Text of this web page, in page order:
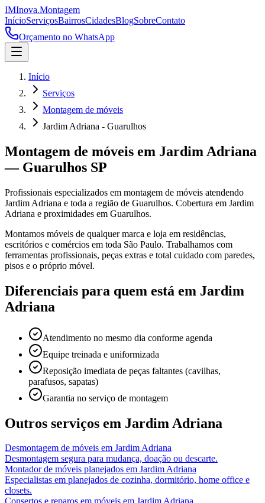
IMInova.Montagem
InícioServiçosBairrosCidadesBlogSobreContato
Orçamento no WhatsApp
Início
Serviços
Montagem de móveis
Jardim Adriana - Guarulhos
Montagem de móveis em Jardim Adriana
— Guarulhos SP
Profissionais especializados em montagem de móveis atendendo
Jardim Adriana e toda a região de Guarulhos. Cobertura em Jardim
Adriana e proximidades em Guarulhos.
Montamos móveis de qualquer marca e loja em residências,
escritórios e comércios em toda São Paulo. Trabalhamos com
ferramentas profissionais, peças extras e total cuidado com paredes,
pisos e o próprio móvel.
Diferenciais para quem está em Jardim
Adriana
Atendimento no mesmo dia conforme agenda
Equipe treinada e uniformizada
Reposição imediata de peças faltantes (cavilhas,
parafusos, sapatas)
Garantia no serviço de montagem
Outros serviços em Jardim Adriana
Desmontagem de móveis em Jardim Adriana
Desmontagem segura para mudança, doação ou descarte.
Montador de móveis planejados em Jardim Adriana
Especialistas em planejados de cozinha, dormitório, home office e
closets.